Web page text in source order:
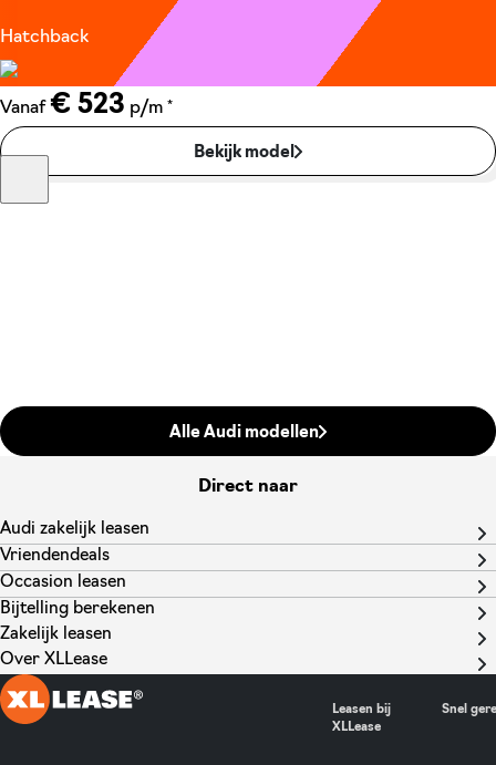
Hatchback
Vanaf € 523 p/m *
Bekijk model
Alle Audi modellen
Direct naar
Audi zakelijk leasen
Vriendendeals
Occasion leasen
Bijtelling berekenen
Zakelijk leasen
Over XLLease
Leasen bij
XLLease
Snel